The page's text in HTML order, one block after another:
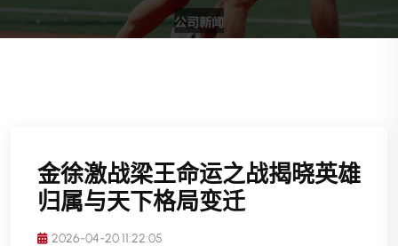
金徐激战梁王命运之战揭晓英雄
归属与天下格局变迁
2026-04-20 11:22:05